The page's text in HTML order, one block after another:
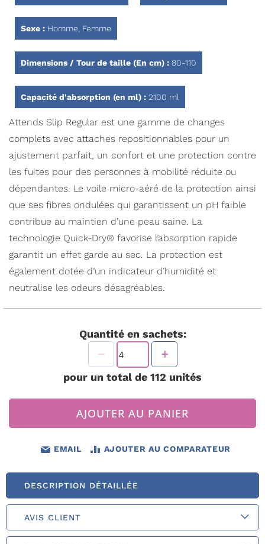
Sexe : Homme, Femme
Dimensions / Tour de taille (En cm) : 80-110
Capacité d'absorption (en ml) : 2100 ml
Attends Slip Regular est une gamme de changes
complets avec attaches repositionnables pour un
ajustement parfait, un confort et une protection contre
les fuites pour des personnes à mobilité réduite ou
dépendantes. Le voile micro-aéré de la protection ainsi
que ses fibres ondulées qui garantissent un pH faible
contribue au maintien d’une peau saine. La
technologie Quick-Dry® favorise l’absorption rapide
garantit un effet garde au sec. La protection est
également dotée d’un indicateur d’humidité et
neutralise les odeurs désagréables.
Quantité en sachets:
pour un total de 112 unités
AJOUTER AU PANIER
EMAIL AJOUTER AU COMPARATEUR
DESCRIPTION DÉTAILLÉE
AVIS CLIENT